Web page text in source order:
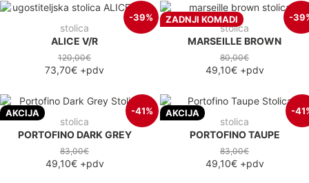
-39%
stolica
ALICE V/R
120,00€
73,70€ +pdv
ZADNJI KOMADI -
stolica
MARSEILLE BROWN
80,00€
49,10€+pdv
AKCIJA -41%
stolica
PORTOFINO DARK GREY
83,00€
49,10€+pdv
AKCIJA -
stolica
PORTOFINO TAUPE
83,00€
49,10€+pdv